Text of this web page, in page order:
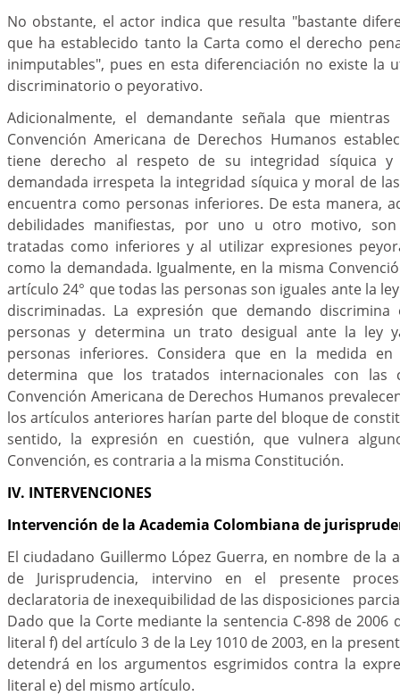
No obstante, el actor indica que resulta "bastante
que ha establecido tanto la Carta como el derecho
inimputables", pues en esta diferenciación no existe la
discriminatorio o peyorativo.
Adicionalmente, el demandante señala que
Convención Americana de Derechos Humanos
tiene derecho al respeto de su integridad síquica y
demandada irrespeta la integridad síquica y moral de
encuentra como personas inferiores. De esta manera,
debilidades manifiestas, por uno u otro motivo,
tratadas como inferiores y al utilizar expresiones
como la demandada. Igualmente, en la misma
artículo 24° que todas las personas son iguales ante la
discriminadas. La expresión que demando discrimina
personas y determina un trato desigual ante la ley
personas inferiores. Considera que en la medida
determina que los tratados internacionales con las
Convención Americana de Derechos Humanos
los artículos anteriores harían parte del bloque de
sentido, la expresión en cuestión, que vulnera
Convención, es contraria a la misma Constitución.
IV. INTERVENCIONES
Intervención de la Academia Colombiana de
El ciudadano Guillermo López Guerra, en nombre de la
de Jurisprudencia, intervino en el presente
declaratoria de inexequibilidad de las disposiciones
Dado que la Corte mediante la sentencia C-898 de 2006
literal f) del artículo 3 de la Ley 1010 de 2003, en la
detendrá en los argumentos esgrimidos contra la
literal e) del mismo artículo.